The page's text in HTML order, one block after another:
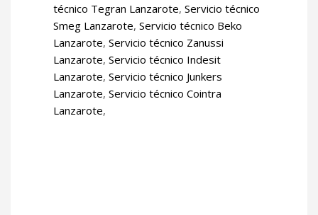
técnico Tegran Lanzarote, Servicio técnico
Smeg Lanzarote, Servicio técnico Beko
Lanzarote, Servicio técnico Zanussi
Lanzarote, Servicio técnico Indesit
Lanzarote, Servicio técnico Junkers
Lanzarote, Servicio técnico Cointra
Lanzarote,